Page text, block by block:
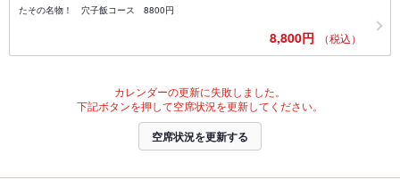
たその名物！ 穴子飯コース 8800円
8,800円 （税込）
カレンダーの更新に失敗しました。
下記ボタンを押して空席状況を更新してください。
空席状況を更新する